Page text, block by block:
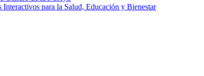
Interactivos para la Salud, Educación y Bienestar